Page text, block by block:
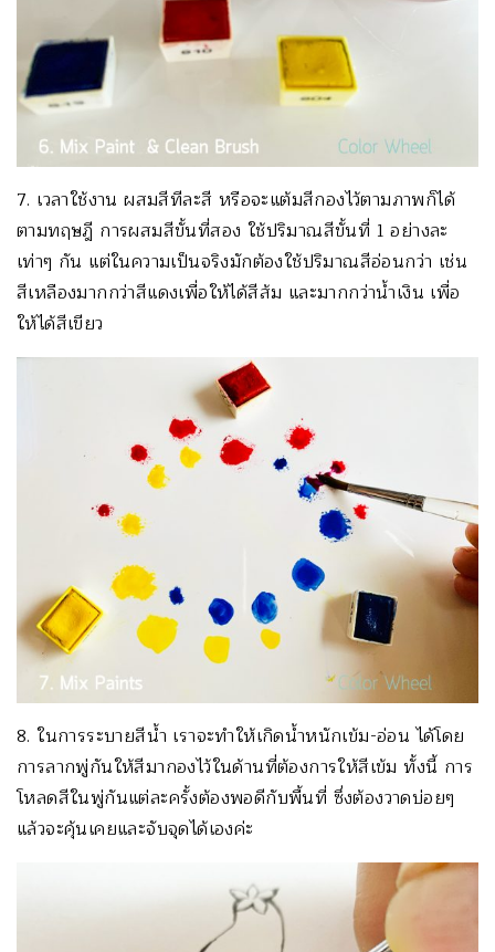
7. เวลาใช้งาน ผสมสีทีละสี หรือจะแต้มสีกองไว้ตามภาพก็ได้
ตามทฤษฎี การผสมสีขั้นที่สอง ใช้ปริมาณสีขั้นที่ 1 อย่างละ
เท่าๆ กัน แต่ในความเป็นจริงมักต้องใช้ปริมาณสีอ่อนกว่า เช่น
สีเหลืองมากกว่าสีแดงเพื่อให้ได้สีส้ม และมากกว่าน้ำเงิน เพื่อ
ให้ได้สีเขียว
8. ในการระบายสีน้ำ เราจะทำให้เกิดน้ำหนักเข้ม-อ่อน ได้โดย
การลากพู่กันให้สีมากองไว้ในด้านที่ต้องการให้สีเข้ม ทั้งนี้ การ
โหลดสีในพู่กันแต่ละครั้งต้องพอดีกับพื้นที่ ซึ่งต้องวาดบ่อยๆ
แล้วจะคุ้นเคยและจับจุดได้เองค่ะ